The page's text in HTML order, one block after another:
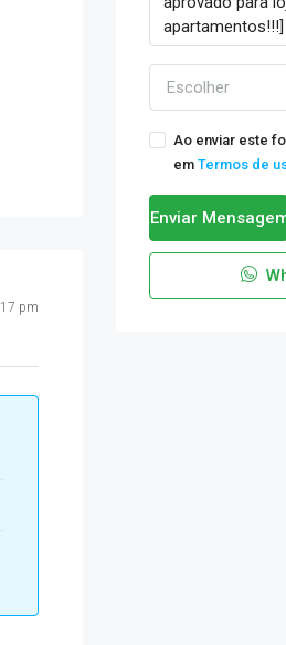
pm
Escolher
Ao enviar este
em Termos de
Enviar